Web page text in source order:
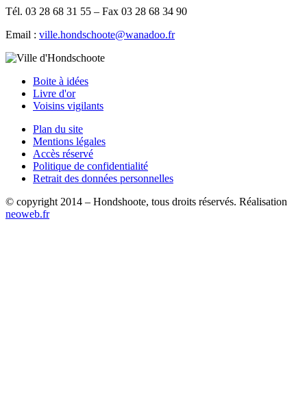
Tél. 03 28 68 31 55 – Fax 03 28 68 34 90
Email : ville.hondschoote@wanadoo.fr
Boite à idées
Livre d'or
Voisins vigilants
Plan du site
Mentions légales
Accès réservé
Politique de confidentialité
Retrait des données personnelles
© copyright 2014 – Hondshoote, tous droits réservés. Réalisation
neoweb.fr